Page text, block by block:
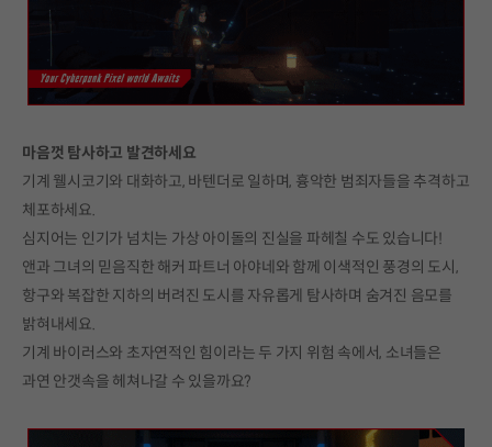
마음껏 탐사하고 발견하세요
기계 웰시코기와 대화하고, 바텐더로 일하며, 흉악한 범죄자들을 추격하고
체포하세요.
심지어는 인기가 넘치는 가상 아이돌의 진실을 파헤칠 수도 있습니다!
앤과 그녀의 믿음직한 해커 파트너 아야네와 함께 이색적인 풍경의 도시,
항구와 복잡한 지하의 버려진 도시를 자유롭게 탐사하며 숨겨진 음모를
밝혀내세요.
기계 바이러스와 초자연적인 힘이라는 두 가지 위험 속에서, 소녀들은
과연 안갯속을 헤쳐나갈 수 있을까요?